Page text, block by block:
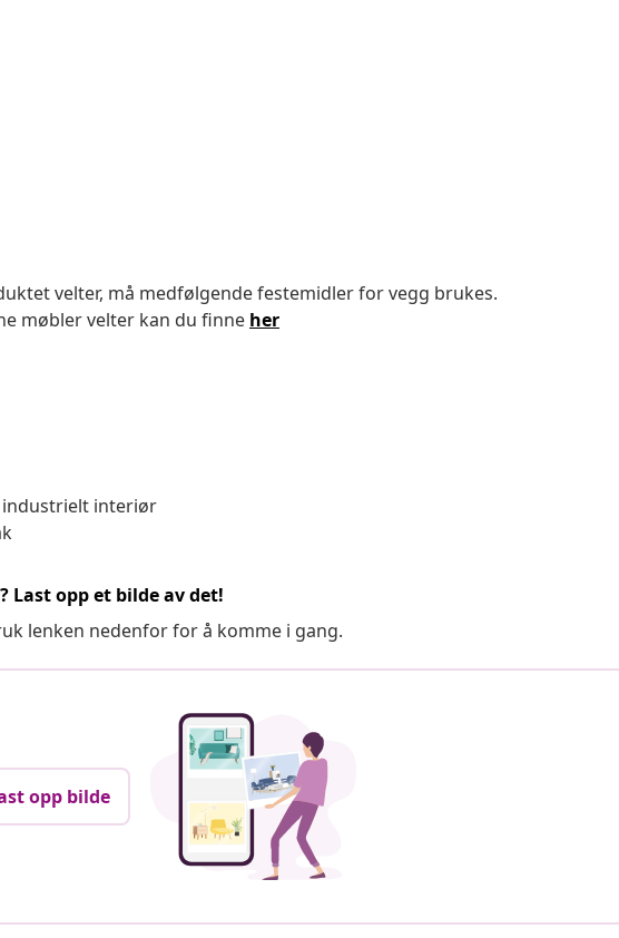
velter, må medfølgende festemidler for vegg brukes.
møbler velter kan du finne her
industrielt interiør
opp et bilde av det!
lenken nedenfor for å komme i gang.
opp bilde